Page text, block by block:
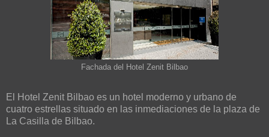
Fachada del Hotel Zenit Bilbao
El Hotel Zenit Bilbao es un hotel moderno y urbano de
cuatro estrellas situado en las inmediaciones de la plaza de
La Casilla de Bilbao.